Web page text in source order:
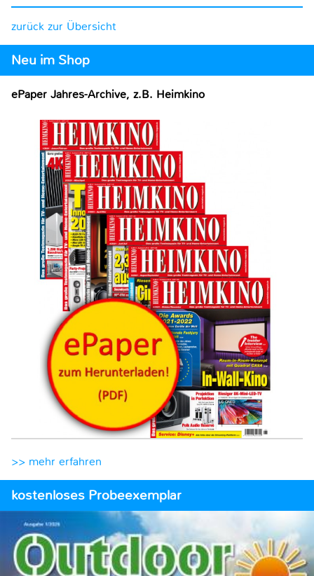
zurück zur Übersicht
Neu im Shop
ePaper Jahres-Archive, z.B. Heimkino
>> mehr erfahren
kostenloses Probeexemplar